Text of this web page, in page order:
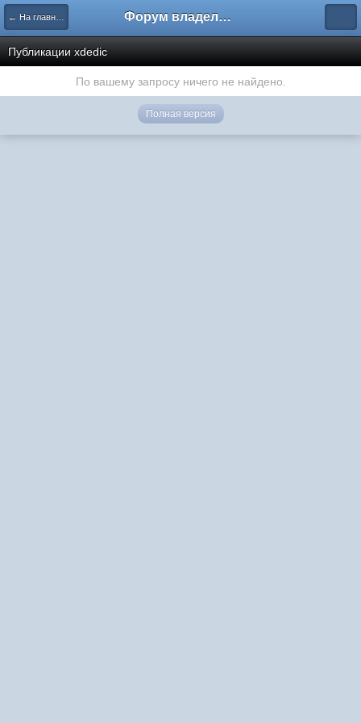
← На главную Форум владельцев интернет-магазинов
Публикации xdedic
По вашему запросу ничего не найдено.
Полная версия